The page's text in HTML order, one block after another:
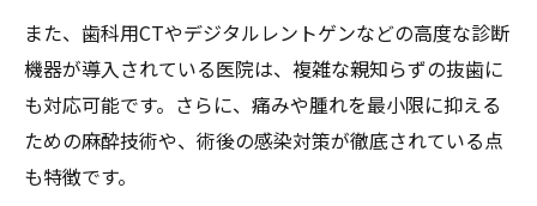
腫れが心配な方へ歯医者のおすすめ対策
初めて親知らずを抜歯する方へ知っておくべき
こと
歯医者で初めて親知らず抜歯を受ける前の
準備
また、歯科用CTやデジタルレントゲンなどの高度な診断
機器が導入されている医院は、複雑な親知らずの抜歯に
も対応可能です。さらに、痛みや腫れを最小限に抑える
ための麻酔技術や、術後の感染対策が徹底されている点
も特徴です。